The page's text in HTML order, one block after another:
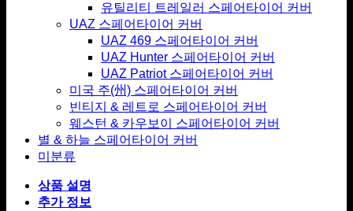
유틸리티 트레일러 스페어타이어 커버
UAZ 스페어타이어 커버
UAZ 469 스페어타이어 커버
UAZ Hunter 스페어타이어 커버
UAZ Patriot 스페어타이어 커버
미국 주(州) 스페어타이어 커버
빈티지 & 레트로 스페어타이어 커버
웨스턴 & 카우보이 스페어타이어 커버
별 & 하늘 스페어타이어 커버
미분류
상품 설명
추가 정보